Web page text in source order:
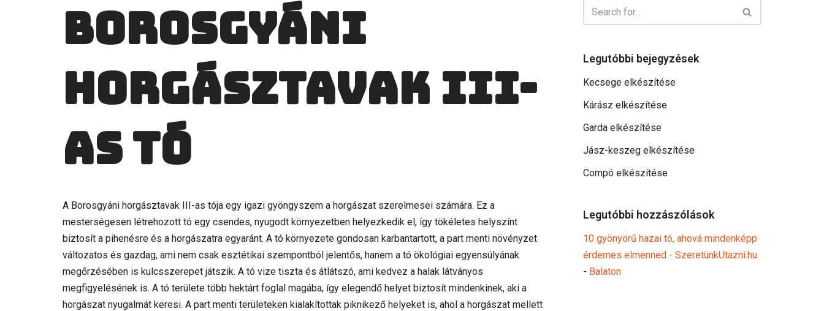
Borosgyáni
horgásztavak III-
as tó
A Borosgyáni horgásztavak III-as tója egy igazi gyöngyszem a horgászat szerelmesei számára. Ez a
mesterségesen létrehozott tó egy csendes, nyugodt környezetben helyezkedik el, így tökéletes helyszínt
biztosít a pihenésre és a horgászatra egyaránt. A tó környezete gondosan karbantartott, a part menti növényzet
változatos és gazdag, ami nem csak esztétikai szempontból jelentős, hanem a tó ökológiai egyensúlyának
megőrzésében is kulcsszerepet játszik. A tó vize tiszta és átlátszó, ami kedvez a halak látványos
megfigyelésének is. A tó területe több hektárt foglal magába, így elegendő helyet biztosít mindenkinek, aki a
horgászat nyugalmát keresi. A part menti területeken kialakítottak piknikező helyeket is, ahol a horgászat mellett
Legutóbbi bejegyzések
Kecsege elkészítése
Kárász elkészítése
Garda elkészítése
Jász-keszeg elkészítése
Compó elkészítése
Legutóbbi hozzászólások
10 gyönyörű hazai tó, ahová mindenképp
érdemes elmenned - SzeretünkUtazni.hu
- Balaton